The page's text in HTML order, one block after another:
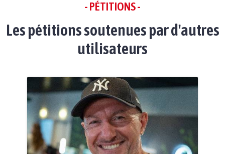
- PÉTITIONS -
Les pétitions soutenues par d'autres
utilisateurs